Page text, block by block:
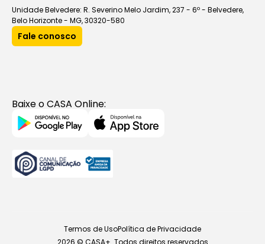
Unidade Belvedere: R. Severino Melo Jardim, 237 - 6º - Belvedere,
Belo Horizonte - MG, 30320-580
Fale conosco
Baixe o CASA Online:
2026 © CASA+. Todos direitos reservados
Termos de UsoPolítica de Privacidade